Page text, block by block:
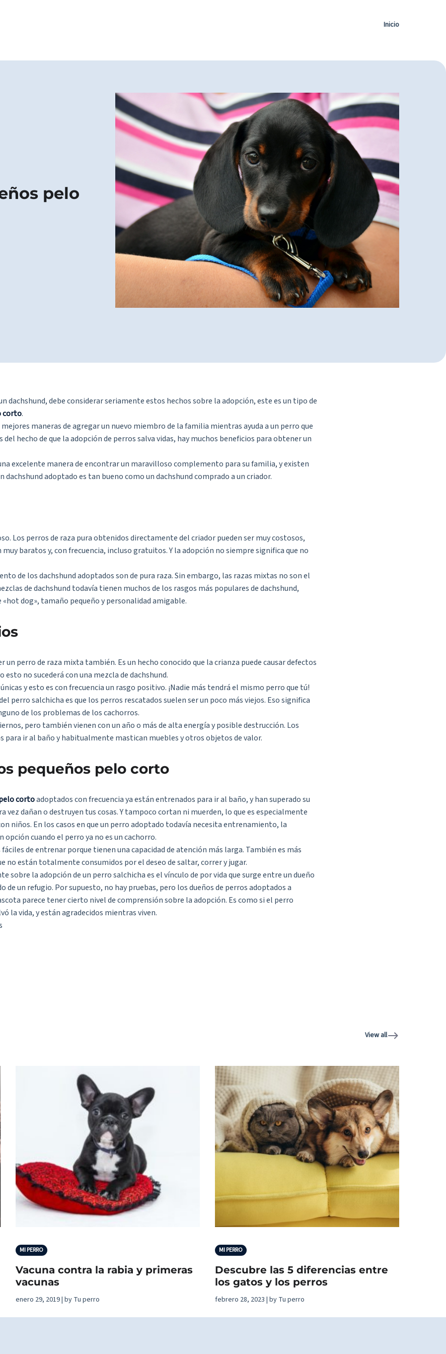
Inicio
pelo
dachshund, debe considerar seriamente estos hechos sobre la adopción, este es un tipo de
corto.
maneras de agregar un nuevo miembro de la familia mientras ayuda a un perro que
hecho de que la adopción de perros salva vidas, hay muchos beneficios para obtener un
excelente manera de encontrar un maravilloso complemento para su familia, y existen
dachshund adoptado es tan bueno como un dachshund comprado a un criador.
Los perros de raza pura obtenidos directamente del criador pueden ser muy costosos,
baratos y, con frecuencia, incluso gratuitos. Y la adopción no siempre significa que no
de los dachshund adoptados son de pura raza. Sin embargo, las razas mixtas no son el
de dachshund todavía tienen muchos de los rasgos más populares de dachshund,
dog», tamaño pequeño y personalidad amigable.
un perro de raza mixta también. Es un hecho conocido que la crianza puede causar defectos
esto no sucederá con una mezcla de dachshund.
y esto es con frecuencia un rasgo positivo. ¡Nadie más tendrá el mismo perro que tú!
perro salchichaes que los perros rescatados suelen ser un poco más viejos. Eso significa
de los problemas de los cachorros.
pero también vienen con un año o más de alta energía y posible destrucción. Los
para ir al baño y habitualmente mastican muebles y otros objetos de valor.
pequeños pelo corto
cortoadoptados con frecuencia ya están entrenados para ir al baño, y han superado su
vez dañan o destruyen tus cosas. Y tampoco cortan ni muerden, lo que es especialmente
niños. En los casos en que un perro adoptado todavía necesita entrenamiento, la
opción cuando el perro ya no es un cachorro.
de entrenar porque tienen una capacidad de atención más larga. También es más
no están totalmente consumidos por el deseo de saltar, correr y jugar.
sobre la adopción de un perro salchicha es el vínculo de por vida que surge entre un dueño
de un refugio. Por supuesto, no hay pruebas, pero los dueños de perros adoptados a
parece tener cierto nivel de comprensión sobre la adopción. Es como si el perro
la vida, y están agradecidos mientras viven.
View all
MI PERRO
Vacuna contra la rabia y primeras
vacunas
enero 29, 2019 | by Tu perro
MI PERRO
Descubre las 5 diferencias entre
los gatos y los perros
febrero 28, 2023 | by Tu perro